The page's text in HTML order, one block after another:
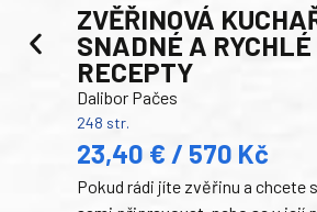
ZVĚŘINOVÁ
SNADNÉ A RYCHLÉ
RECEPTY
Dalibor Pačes
248 str.
23,40 € / 570 Kč
Pokud rádi jíte zvěřinu a chcete